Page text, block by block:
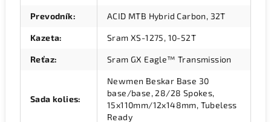
Prevodník: ACID MTB Hybrid Carbon, 32T
Kazeta: Sram XS-1275, 10-52T
Reťaz: Sram GX Eagle™ Transmission
Sada kolies:
Newmen Beskar Base 30
base/base, 28/28 Spokes,
15x110mm/12x148mm, Tubeless
Ready